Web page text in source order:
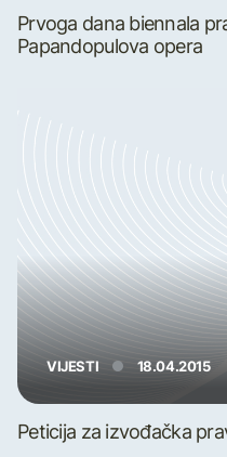
Prvoga dana biennala
Papandopulova opera
VIJESTI 18.04.2015
Peticija za izvođačka